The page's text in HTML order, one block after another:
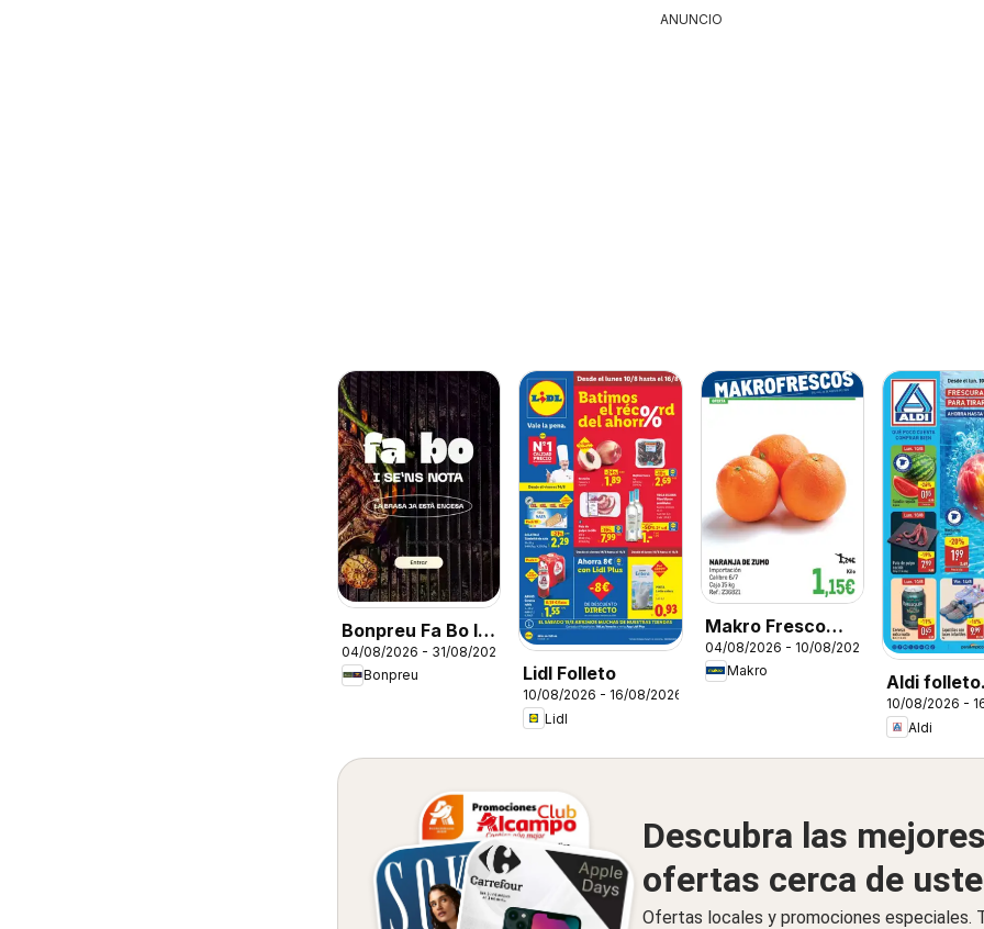
ANUNCIO
Bonpreu Fa Bo I
Se'ns Nota
04/08/2026 - 31/08/2026
Bonpreu
Lidl Folleto
10/08/2026 - 16/08/2026
Lidl
Makro Fresco
Península
04/08/2026 - 10/08/2026
Makro
Aldi folleto
Península
10/08/2026 -
Aldi
Descubra las mejores
ofertas cerca de
Ofertas locales y promociones especiales.